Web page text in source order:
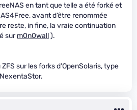
en tant que telle a été forké et
avant d’être renommée
reste, in fine, la vraie continuation
surm0n0wall).
sur les forks d’OpenSolaris, type